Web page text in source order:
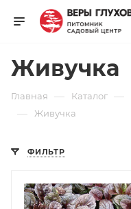
Живучка
Главная — Каталог —
— Живучка
ФИЛЬТР